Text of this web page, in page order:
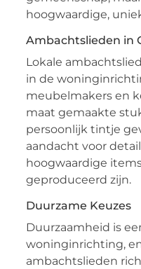
hoogwaardige,
Ambachtslieden in
Lokale
in de
meubelmakers en
maat gemaakte
persoonlijk tintje
aandacht voor
hoogwaardige
geproduceerd zijn.
Duurzame Keuzes
Duurzaamheid is
woninginrichting,
ambachtslieden